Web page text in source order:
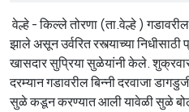
वेल्हे - किल्ले तोरणा (ता.वेल्हे ) गडावरील
झाले असून उर्वरित रस्त्याच्या
खासदार सुप्रिया सुळेयांनी केले.
दरम्यान गडावरील बिन्नी दरवाजा
सुळे कडून करण्यात आली यावेळी सुळे